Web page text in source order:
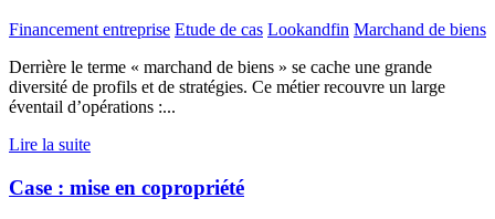
Financement entreprise Etude de cas Lookandfin Marchand de biens
Derrière le terme « marchand de biens » se cache une grande
diversité de profils et de stratégies. Ce métier recouvre un large
éventail d’opérations :...
Lire la suite
Case : mise en copropriété